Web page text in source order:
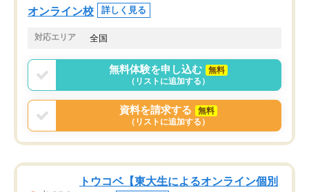
オンライン校 詳しく見る
対応エリア 全国
無料体験を申し込む
無料
（リストに追加する）
資料を請求する
無料
（リストに追加する）
トウコベ【東大生によるオンライン個別